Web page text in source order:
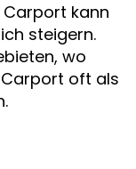
kann
steigern.
wo
oft als